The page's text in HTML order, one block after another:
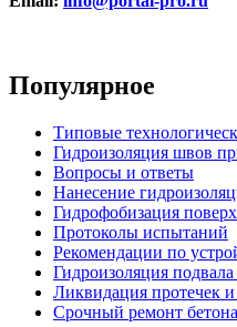
Популярное
Типовые
Гидроизоляция швов
Вопросы и ответы
Нанесение
Гидрофобизация
Протоколы испытаний
Рекомендации по
Гидроизоляция
Ликвидация протечек
Срочный ремонт бетона